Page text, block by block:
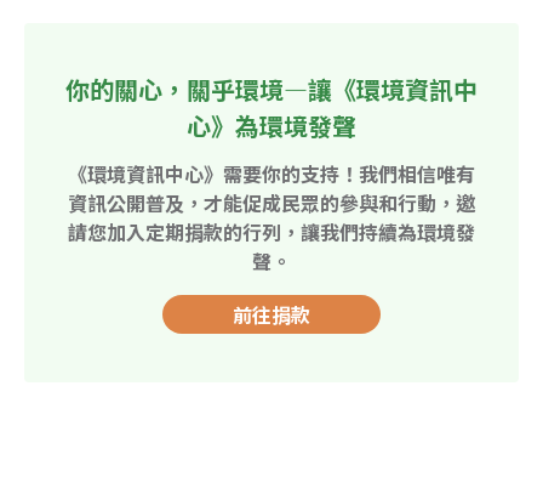
你的關心，關乎環境—讓《環境資訊中
心》為環境發聲
《環境資訊中心》需要你的支持！我們相信唯有
資訊公開普及，才能促成民眾的參與和行動，邀
請您加入定期捐款的行列，讓我們持續為環境發
聲。
前往捐款